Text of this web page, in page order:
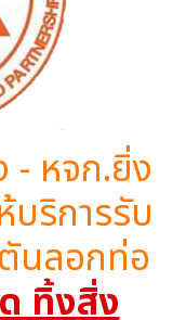
- หจก.ยิ่ง
บริการรับ
นลอกท่อ
ทิ้งสิ่ง